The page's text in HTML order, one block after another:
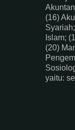
(16)
Islam;
(20)
yaitu: